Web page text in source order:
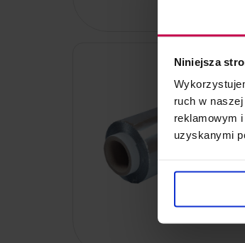
Niniejsza
ruch w
reklamowym
uzyskanymi